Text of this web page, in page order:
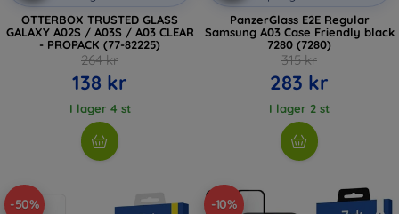
OTTERBOX TRUSTED GLASS
GALAXY A02S / A03S / A03 CLEAR
- PROPACK (77-82225)
264 kr
138 kr
I lager 4 st
PanzerGlass E2E Regular
Samsung A03 Case Friendly black
7280 (7280)
315 kr
283 kr
I lager 2 st
-50% -10%